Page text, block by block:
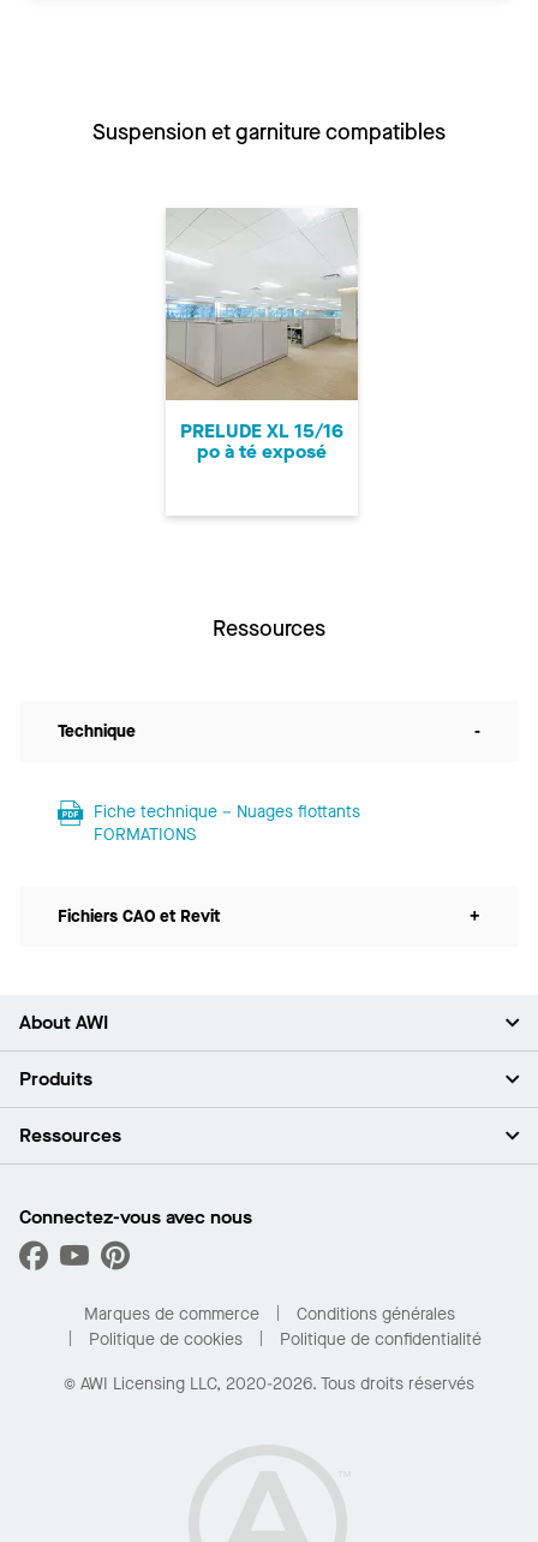
Suspension et garniture compatibles
PRELUDE XL 15/16
po à té exposé
Ressources
Technique -
Fiche technique – Nuages flottants
FORMATIONS
Fichiers CAO et Revit +
About AWI
À propos de nous
Espace presse
Quelles sont mes options d’achat?
Produits
Plafonds
Capacités sur mesure
Performance
Ressources
Trouver un distributeur
Trouver un distributeur
Pour la maison
Connectez-vous avec nous
Marques de commerce
Conditions générales
Politique de cookies
Politique de confidentialité
© AWI Licensing LLC, 2020-2026. Tous droits réservés